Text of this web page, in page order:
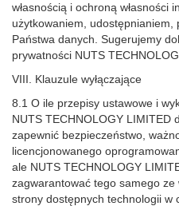
własnością i ochroną własności
użytkowaniem, udostępnianiem,
Państwa danych. Sugerujemy
prywatności NUTS
VIII. Klauzule wyłączające
8.1 O ile przepisy ustawowe i
NUTS TECHNOLOGY LIMITED
zapewnić bezpieczeństwo,
licencjonowanego
ale NUTS TECHNOLOGY
zagwarantować tego samego
strony dostępnych technologii w